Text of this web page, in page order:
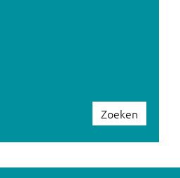
Zoeken